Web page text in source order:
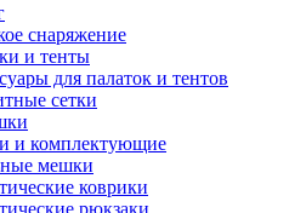
снаряжение
и тенты
для палаток и тентов
сетки
и комплектующие
мешки
коврики
рюкзаки